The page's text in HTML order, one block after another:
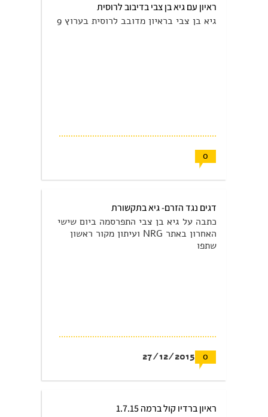
ראיון עם גיא בן צבי בדיבוב לרוסית
גיא בן צבי בראיון מדובב לרוסית בערוץ 9
0
דגים נגד הזרם- גיא בתקשורת
כתבה על גיא בן צבי התפרסמה ביום שישי
האחרון באתר NRG ועיתון מקור ראשון
שתפו
0
27/12/2015
ראיון ברדיו קול ברמה 1.7.15